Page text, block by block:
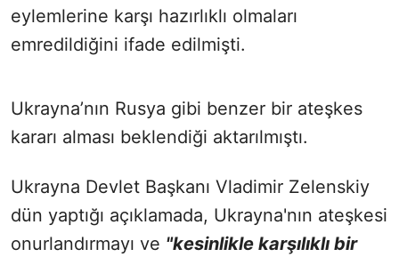
eylemlerine karşı hazırlıklı olmaları
emredildiğini ifade edilmişti.
Ukrayna’nın Rusya gibi benzer bir ateşkes
kararı alması beklendiği aktarılmıştı.
Ukrayna Devlet Başkanı Vladimir Zelenskiy
dün yaptığı açıklamada, Ukrayna'nın ateşkesi
onurlandırmayı ve "kesinlikle karşılıklı bir